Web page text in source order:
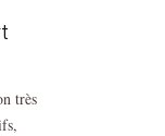
très